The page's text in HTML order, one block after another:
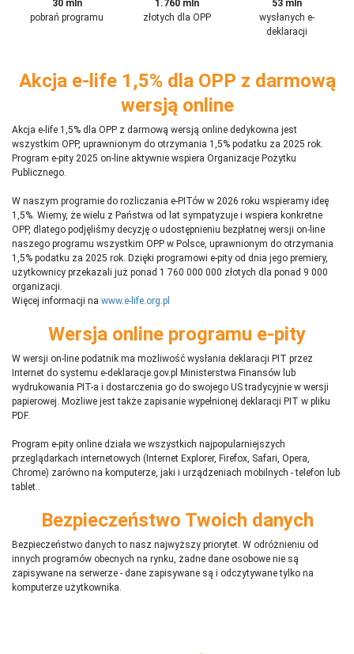
30 mln
pobrań programu
1.760 mln
złotych dla OPP
53 mln
wysłanych e-
deklaracji
Akcja e-life 1,5% dla OPP z darmową
wersją online
Akcja e-life 1,5% dla OPP z darmową wersją online dedykowna jest
wszystkim OPP, uprawnionym do otrzymania 1,5% podatku za 2025 rok.
Program e-pity 2025 on-line aktywnie wspiera Organizacje Pożytku
Publicznego.
W naszym programie do rozliczania e-PITów w 2026 roku wspieramy ideę
1,5%. Wiemy, że wielu z Państwa od lat sympatyzuje i wspiera konkretne
OPP, dlatego podjęliśmy decyzję o udostępnieniu bezpłatnej wersji on-line
naszego programu wszystkim OPP w Polsce, uprawnionym do otrzymania
1,5% podatku za 2025 rok. Dzięki programowi e-pity od dnia jego premiery,
użytkownicy przekazali już ponad 1 760 000 000 złotych dla ponad 9 000
organizacji.
Więcej informacji na www.e-life.org.pl
Wersja online programu e-pity
W wersji on-line podatnik ma możliwość wysłania deklaracji PIT przez
Internet do systemu e-deklaracje.gov.pl Ministerstwa Finansów lub
wydrukowania PIT-a i dostarczenia go do swojego US tradycyjnie w wersji
papierowej. Możliwe jest także zapisanie wypełnionej deklaracji PIT w pliku
PDF.
Program e-pity online działa we wszystkich najpopularniejszych
przeglądarkach internetowych (Internet Explorer, Firefox, Safari, Opera,
Chrome) zarówno na komputerze, jaki i urządzeniach mobilnych - telefon lub
tablet..
Bezpieczeństwo Twoich danych
Bezpieczeństwo danych to nasz najwyższy priorytet. W odróżnieniu od
innych programów obecnych na rynku, żadne dane osobowe nie są
zapisywane na serwerze - dane zapisywane są i odczytywane tylko na
komputerze użytkownika.